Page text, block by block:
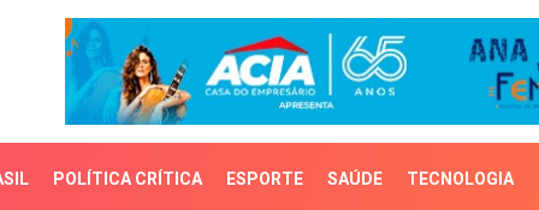
POLÍTICA CRÍTICA ESPORTE SAÚDE TECNOLOGIA